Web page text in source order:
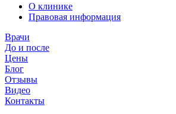
О клинике
Правовая информация
Врачи
До и после
Цены
Блог
Отзывы
Видео
Контакты